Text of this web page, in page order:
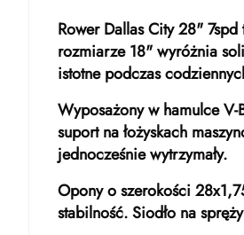
Rower Dallas City 28"
rozmiarze 18" wyróżnia
istotne podczas
Wyposażony w hamulce
suport na łożyskach
jednocześnie wytrzymały.
Opony o szerokości
stabilność. Siodło na